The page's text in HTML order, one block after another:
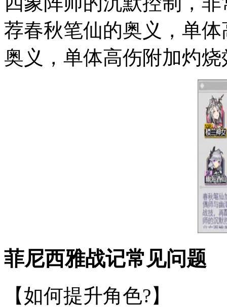
荐春秋笔仙的奥义，单
奥义，单体高伤附加灼烧
菲尼西雅战记常见问题
【如何提升角色?】